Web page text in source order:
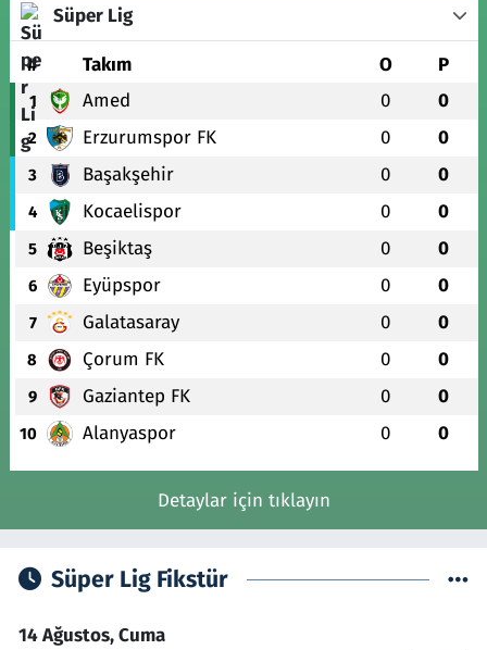
Süper Lig
# Takım O P
1 Amed 0 0
2 Erzurumspor FK 0 0
3 Başakşehir 0 0
4 Kocaelispor 0 0
5 Beşiktaş 0 0
6 Eyüpspor 0 0
7 Galatasaray 0 0
8 Çorum FK 0 0
9 Gaziantep FK 0 0
10 Alanyaspor 0 0
Detaylar için tıklayın
Süper Lig Fikstür
14 Ağustos, Cuma